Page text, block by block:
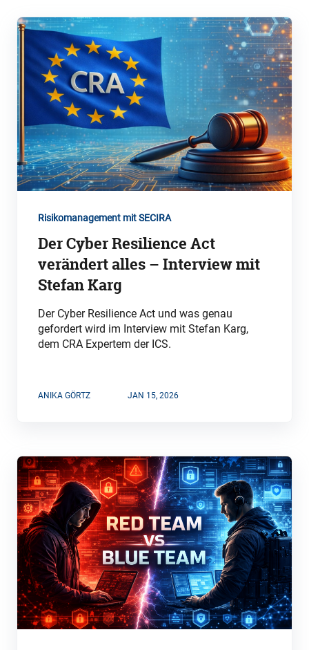
Risikomanagement mit SECIRA
Der Cyber Resilience Act
verändert alles – Interview mit
Stefan Karg
Der Cyber Resilience Act und was genau
gefordert wird im Interview mit Stefan Karg,
dem CRA Expertem der ICS.
ANIKA GÖRTZ JAN 15, 2026